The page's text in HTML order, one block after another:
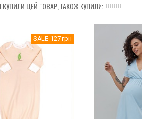
КУПИЛИ ЦЕЙ ТОВАР, ТАКОЖ КУПИЛИ:
SALE-127 грн